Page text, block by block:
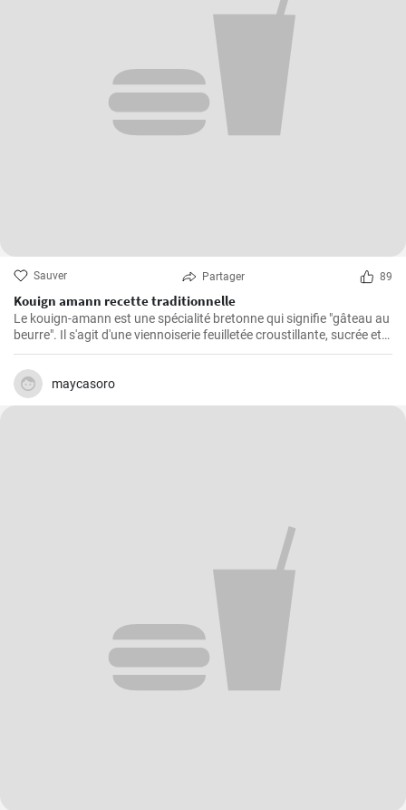
Sauver Partager 89
Kouign amann recette traditionnelle
Le kouign-amann est une spécialité bretonne qui signifie "gâteau au
beurre". Il s'agit d'une viennoiserie feuilletée croustillante, sucrée et
beurrée à souhait. Bien qu'il soit un peu complexe à réaliser, le
résultat en vaut vraiment la peine !
maycasoro